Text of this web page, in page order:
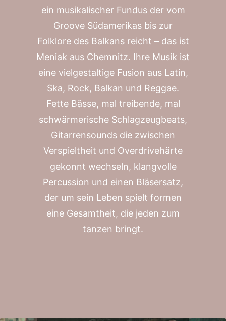
ein musikalischer Fundus der vom
Groove Südamerikas bis zur
Folklore des Balkans reicht – das ist
Meniak aus Chemnitz. Ihre Musik ist
eine vielgestaltige Fusion aus Latin,
Ska, Rock, Balkan und Reggae.
Fette Bässe, mal treibende, mal
schwärmerische Schlagzeugbeats,
Gitarrensounds die zwischen
Verspieltheit und Overdrivehärte
gekonnt wechseln, klangvolle
Percussion und einen Bläsersatz,
der um sein Leben spielt formen
eine Gesamtheit, die jeden zum
tanzen bringt.